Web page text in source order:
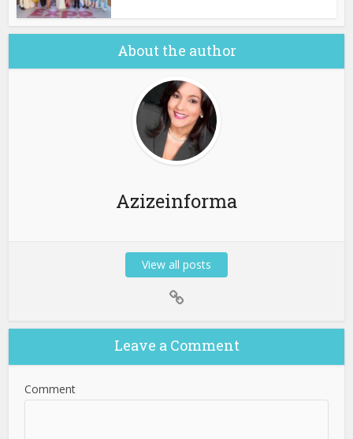
About the author
Azizeinforma
View all posts
Leave a Comment
Comment